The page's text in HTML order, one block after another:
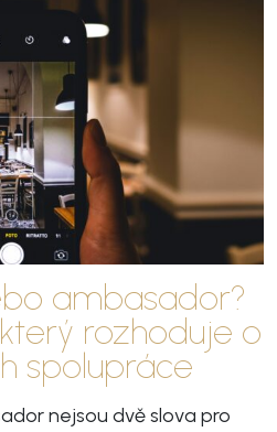
ambasador?
rozhoduje o
spolupráce
nejsou dvě slova pro